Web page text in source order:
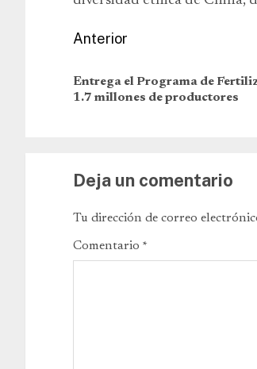
Anterior
Entrega el Programa de
1.7 millones de productores
Deja un comentario
Tu dirección de correo
Comentario *